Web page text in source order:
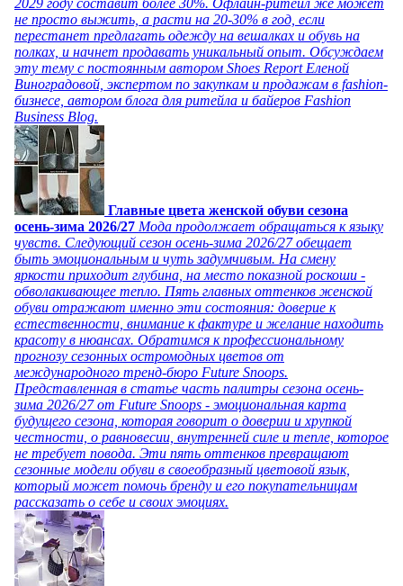
2029 году составит более 30%. Офлайн-ритейл же может
не просто выжить, а расти на 20-30% в год, если
перестанет предлагать одежду на вешалках и обувь на
полках, и начнет продавать уникальный опыт. Обсуждаем
эту тему с постоянным автором Shoes Report Еленой
Виноградовой, экспертом по закупкам и продажам в fashion-
бизнесе, автором блога для ритейла и байеров Fashion
Business Blog.
Главные цвета женской обуви сезона
осень-зима 2026/27 Мода продолжает обращаться к языку
чувств. Следующий сезон осень-зима 2026/27 обещает
быть эмоциональным и чуть задумчивым. На смену
яркости приходит глубина, на место показной роскоши -
обволакивающее тепло. Пять главных оттенков женской
обуви отражают именно эти состояния: доверие к
естественности, внимание к фактуре и желание находить
красоту в нюансах. Обратимся к профессиональному
прогнозу сезонных остромодных цветов от
международного тренд-бюро Future Snoops.
Представленная в статье часть палитры сезона осень-
зима 2026/27 от Future Snoops - эмоциональная карта
будущего сезона, которая говорит о доверии и хрупкой
честности, о равновесии, внутренней силе и тепле, которое
не требует повода. Эти пять оттенков превращают
сезонные модели обуви в своеобразный цветовой язык,
который может помочь бренду и его покупательницам
рассказать о себе и своих эмоциях.